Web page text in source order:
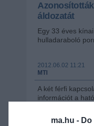
ma.hu -
áldozatát
Egy 33 éves
hulladaraboló
2012.06.02 11:21
MTI
A két férfi
információt a